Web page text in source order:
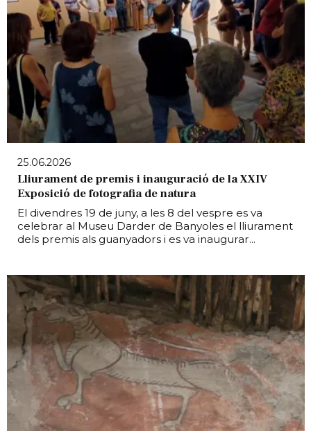
25.06.2026
Lliurament de premis i inauguració de la XXIV
Exposició de fotografia de natura
El divendres 19 de juny, a les 8 del vespre es va
celebrar al Museu Darder de Banyoles el lliurament
dels premis als guanyadors i es va inaugurar...